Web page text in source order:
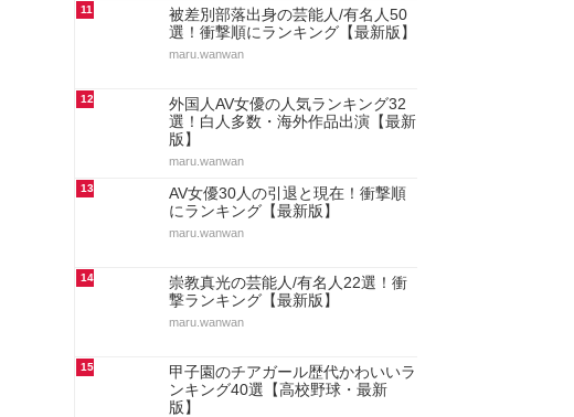
11
被差別部落出身の芸能人/有名人50
選！衝撃順にランキング【最新版】
maru.wanwan
12
外国人AV女優の人気ランキング32
選！白人多数・海外作品出演【最新
版】
maru.wanwan
13
AV女優30人の引退と現在！衝撃順
にランキング【最新版】
maru.wanwan
14
崇教真光の芸能人/有名人22選！衝
撃ランキング【最新版】
maru.wanwan
15
甲子園のチアガール歴代かわいいラ
ンキング40選【高校野球・最新
版】